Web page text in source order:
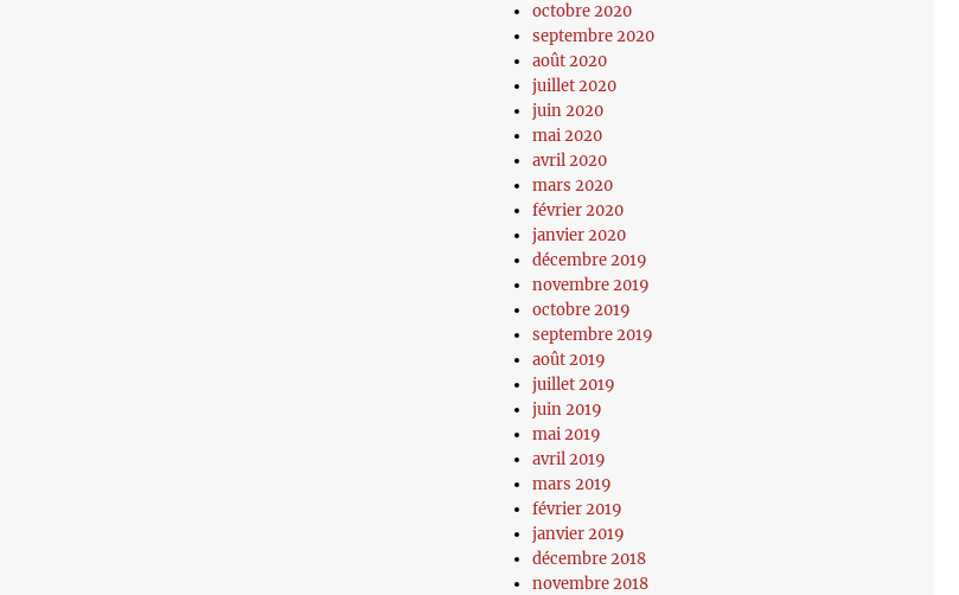
octobre 2020
septembre 2020
août 2020
juillet 2020
juin 2020
mai 2020
avril 2020
mars 2020
février 2020
janvier 2020
décembre 2019
novembre 2019
octobre 2019
septembre 2019
août 2019
juillet 2019
juin 2019
mai 2019
avril 2019
mars 2019
février 2019
janvier 2019
décembre 2018
novembre 2018